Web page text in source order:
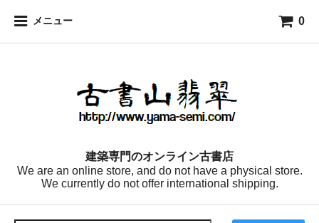
メニュー 0
建築専門のオンライン古書店
We are an online store, and do not have a physical store.
We currently do not offer international shipping.